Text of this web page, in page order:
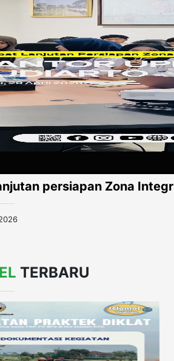
persiapan Zona
TERBARU